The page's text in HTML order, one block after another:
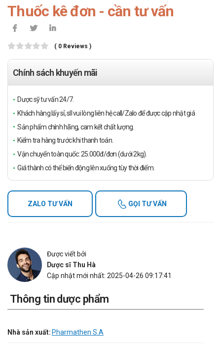
Thuốc kê đơn - cần tư vấn
( 0 Reviews )
Chính sách khuyến mãi
Dược sỹ tư vấn 24/7.
Khách hàng lấy sỉ, sll vui lòng liên hệ call/Zalo để được cập nhật giá
Sản phẩm chính hãng, cam kết chất lượng.
Kiểm tra hàng trước khi thanh toán.
Vận chuyển toàn quốc: 25.000đ/đơn (dưới 2kg).
Giá thành có thể biến động lên xuống tùy thời điểm.
ZALO TƯ VẤN GỌI TƯ VẤN
Được viết bởi
Dược sĩ Thu Hà
Cập nhật mới nhất: 2025-04-26 09:17:41
Thông tin dược phẩm
Nhà sản xuất: Pharmathen S.A